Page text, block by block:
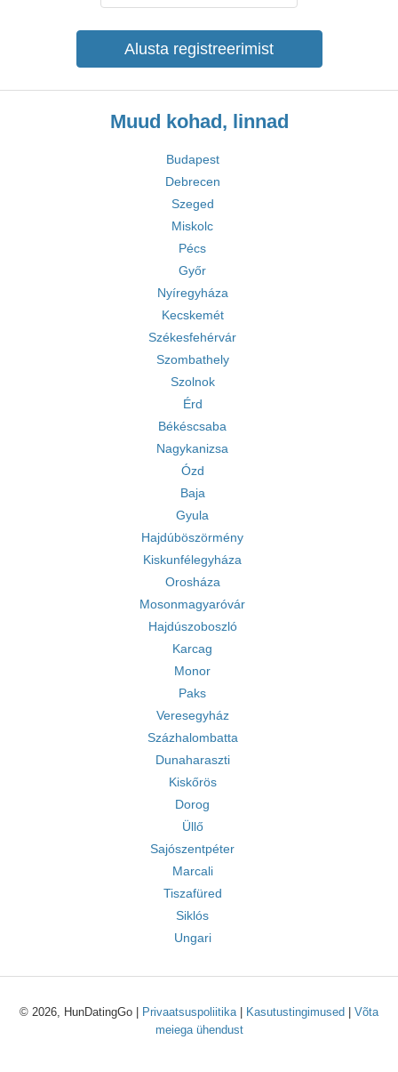
Alusta registreerimist
Muud kohad, linnad
Budapest
Debrecen
Szeged
Miskolc
Pécs
Győr
Nyíregyháza
Kecskemét
Székesfehérvár
Szombathely
Szolnok
Érd
Békéscsaba
Nagykanizsa
Ózd
Baja
Gyula
Hajdúböszörmény
Kiskunfélegyháza
Orosháza
Mosonmagyaróvár
Hajdúszoboszló
Karcag
Monor
Paks
Veresegyház
Százhalombatta
Dunaharaszti
Kiskőrös
Dorog
Üllő
Sajószentpéter
Marcali
Tiszafüred
Siklós
Ungari
© 2026, HunDatingGo | Privaatsuspoliitika| Kasutustingimused
Võta
meiega ühendust